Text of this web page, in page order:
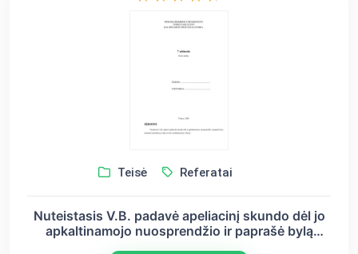
Teisė Referatai
Nuteistasis V.B. padavė apeliacinį skundo dėl jo
apkaltinamojo nuosprendžio ir paprašė bylą